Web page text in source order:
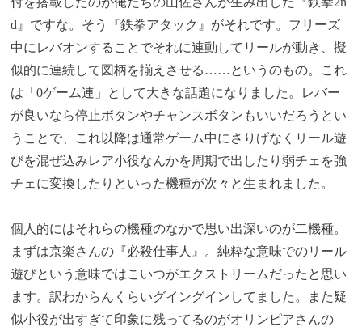
d』ですな。そう『鉄拳アタック』がそれです。フリーズ
中にレバオンすることでそれに連動してリールが動き、擬
似的に連続して図柄を揃えさせる……というのもの。これ
は「0ゲーム連」として大きな話題になりました。レバー
が良いなら停止ボタンやチャンスボタンもいいだろうとい
うことで、これ以降は通常ゲーム中にさりげなくリール遊
びを混ぜ込みレア小役なんかを周期で出したり弱チェを強
チェに変換したりといった機種が次々と生まれました。
個人的にはそれらの機種のなかで思い出深いのが二機種。
まずは京楽さんの『必殺仕事人』。純粋な意味でのリール
遊びという意味ではこいつがエクストリームだったと思い
ます。訳わからんくらいグイングインしてました。また疑
似小役が出すぎて印象に残ってるのがオリンピアさんの